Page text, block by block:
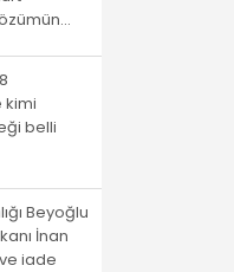
kimi
belli
Beyoğlu
İnan
iade